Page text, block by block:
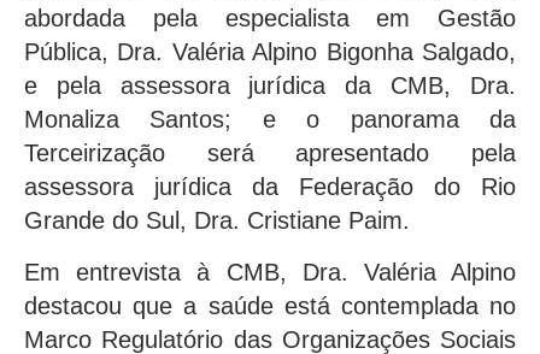
abordada pela especialista em Gestão
Pública, Dra. Valéria Alpino Bigonha Salgado,
e pela assessora jurídica da CMB, Dra.
Monaliza Santos; e o panorama da
Terceirização será apresentado pela
assessora jurídica da Federação do Rio
Grande do Sul, Dra. Cristiane Paim.
Em entrevista à CMB, Dra. Valéria Alpino
destacou que a saúde está contemplada no
Marco Regulatório das Organizações Sociais